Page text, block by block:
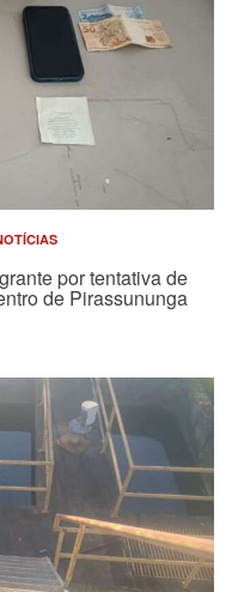
por tentativa de
de Pirassununga